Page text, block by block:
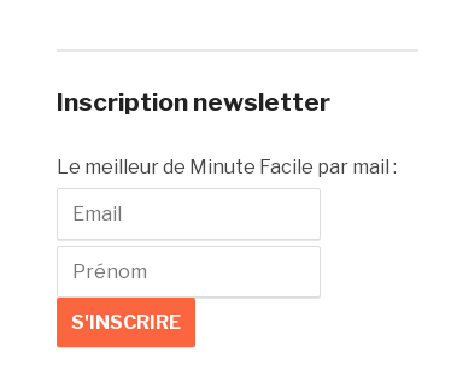
Inscription newsletter
Le meilleur de Minute Facile par mail :